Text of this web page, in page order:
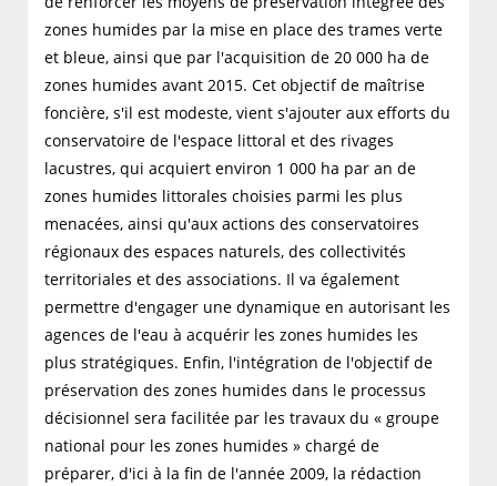
zones humides par la mise en place des trames verte
et bleue, ainsi que par l'acquisition de 20 000 ha de
zones humides avant 2015. Cet objectif de maîtrise
foncière, s'il est modeste, vient s'ajouter aux efforts du
conservatoire de l'espace littoral et des rivages
lacustres, qui acquiert environ 1 000 ha par an de
zones humides littorales choisies parmi les plus
menacées, ainsi qu'aux actions des conservatoires
régionaux des espaces naturels, des collectivités
territoriales et des associations. Il va également
permettre d'engager une dynamique en autorisant les
agences de l'eau à acquérir les zones humides les
plus stratégiques. Enfin, l'intégration de l'objectif de
préservation des zones humides dans le processus
décisionnel sera facilitée par les travaux du « groupe
national pour les zones humides » chargé de
préparer, d'ici à la fin de l'année 2009, la rédaction